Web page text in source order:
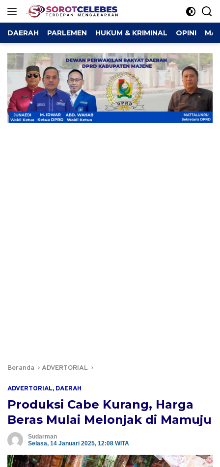
DAERAH PARLEMEN HUKUM & KRIMINAL OPINI
Beranda ADVERTORIAL
ADVERTORIAL, DAERAH
Produksi Cabe Kurang, Harga
Beras Mulai Melonjak di Mamuju
Sudarman
Selasa, 14 Januari 2025, 12:08 WITA